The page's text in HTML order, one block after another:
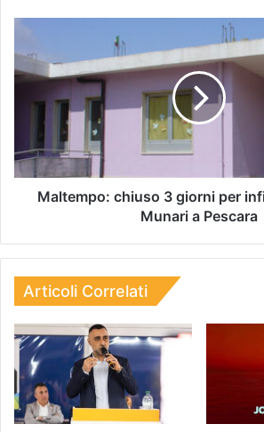
Maltempo: chiuso 3 giorni per
Munari a Pescara
Articoli Correlati